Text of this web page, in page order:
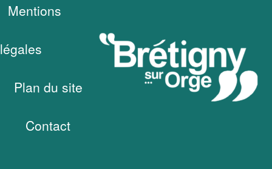
Mentions
légales
Plan du site
Contact